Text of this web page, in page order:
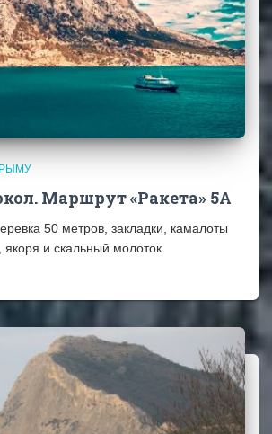
Маршрут «Ракета» 5А
50 метров, закладки, камалоты
и скальный молоток